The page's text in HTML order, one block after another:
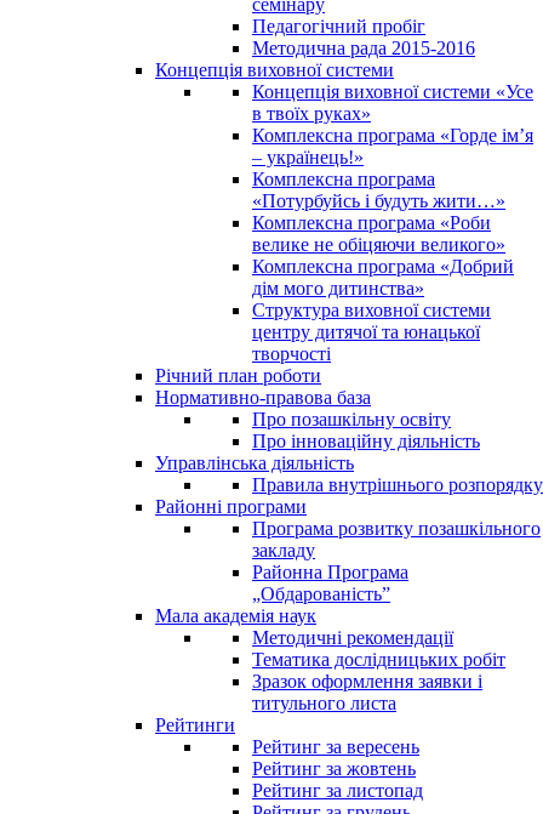
семінару
Педагогічний пробіг
Методична рада 2015-2016
Концепція виховної системи
Концепція виховної системи «Усе
в твоїх руках»
Комплексна програма «Горде ім’я
– українець!»
Комплексна програма
«Потурбуйсь і будуть жити…»
Комплексна програма «Роби
велике не обіцяючи великого»
Комплексна програма «Добрий
дім мого дитинства»
Структура виховної системи
центру дитячої та юнацької
творчості
Річний план роботи
Нормативно-правова база
Про позашкільну освіту
Про інноваційну діяльність
Управлінська діяльність
Правила внутрішнього розпорядку
Районні програми
Програма розвитку позашкільного
закладу
Районна Програма
„Обдарованість”
Мала академія наук
Методичні рекомендації
Тематика дослідницьких робіт
Зразок оформлення заявки і
титульного листа
Рейтинги
Рейтинг за вересень
Рейтинг за жовтень
Рейтинг за листопад